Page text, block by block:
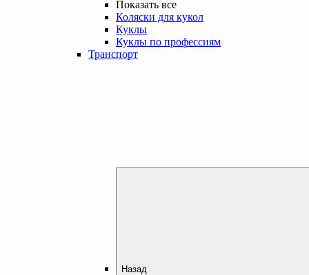
Показать все
Коляски для кукол
Куклы
Куклы по профессиям
Транспорт
Назад